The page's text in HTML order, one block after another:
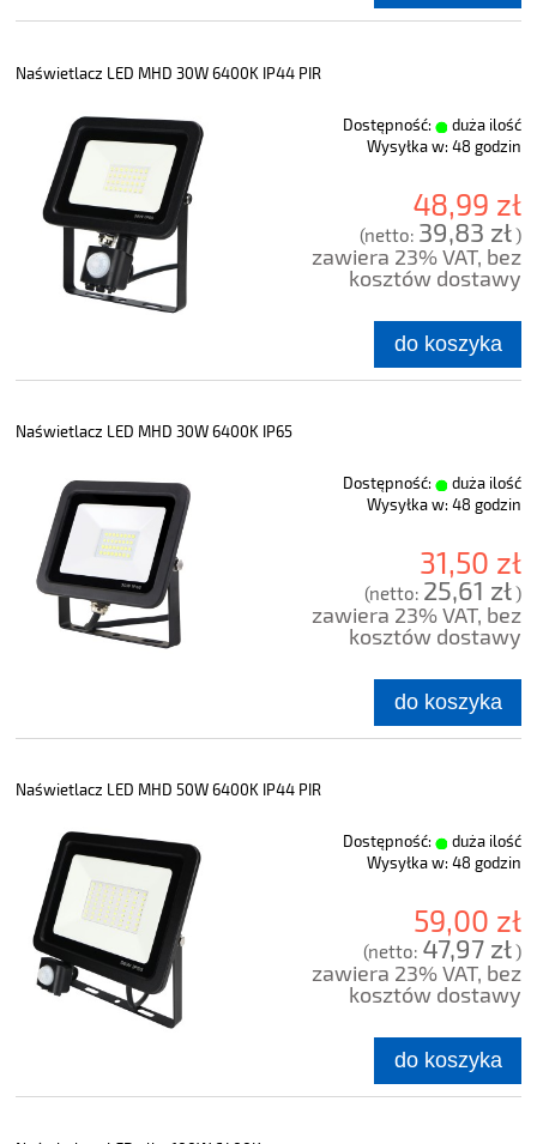
Naświetlacz LED MHD 30W 6400K IP44 PIR
Dostępność:
duża ilość
Wysyłka w: 48 godzin
48,99 zł
(netto: 39,83 zł)
zawiera 23% VAT, bez
kosztów dostawy
do koszyka
Naświetlacz LED MHD 30W 6400K IP65
Dostępność:
duża ilość
Wysyłka w: 48 godzin
31,50 zł
(netto: 25,61 zł)
zawiera 23% VAT, bez
kosztów dostawy
do koszyka
Naświetlacz LED MHD 50W 6400K IP44 PIR
Dostępność:
duża ilość
Wysyłka w: 48 godzin
59,00 zł
(netto: 47,97 zł)
zawiera 23% VAT, bez
kosztów dostawy
do koszyka